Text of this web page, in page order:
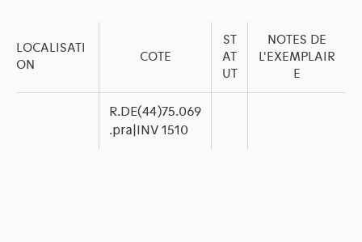
LOCALISATI
ON
COTE
ST
AT
UT
NOTES DE
L'EXEMPLAIR
E
R.DE(44)75.069
.pra|INV 1510